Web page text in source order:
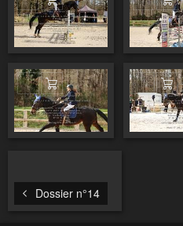
Ajouter au panier
Dossier n°14